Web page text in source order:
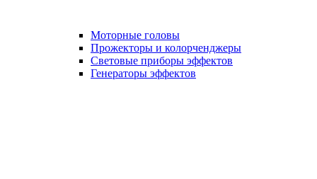
Моторные головы
Прожекторы и колорченджеры
Световые приборы эффектов
Генераторы эффектов